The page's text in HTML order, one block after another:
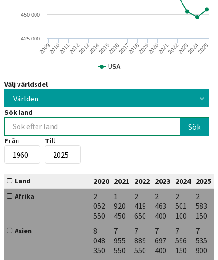
USA
20092010201120122013201420152016201720182019202020212022202320242025
425 000
450 000
Välj världsdel
Världen
Sök land
Från Till
Land 2020 2021 2022 2023 2024 2025
Afrika
2
052
550
1
920
450
2
419
650
2
463
400
2
501
100
2
583
150
Asien
8
048
350
7
955
550
7
889
550
7
697
400
7
596
150
7
535
900